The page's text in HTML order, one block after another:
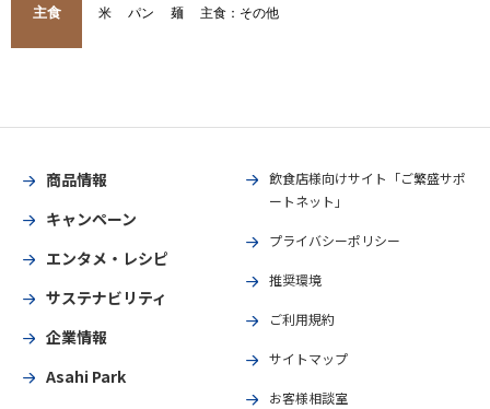
主食 米 パン 麺 主食：その他
商品情報
キャンペーン
エンタメ・レシピ
サステナビリティ
企業情報
Asahi Park
飲食店様向けサイト「ご繁盛サポ
ートネット」
プライバシーポリシー
推奨環境
ご利用規約
サイトマップ
お客様相談室